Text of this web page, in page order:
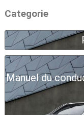
Categorie
Manuel du